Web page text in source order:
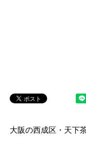
大阪の西成区・天下